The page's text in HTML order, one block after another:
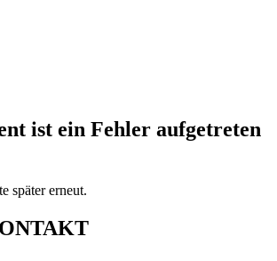
ist ein Fehler aufgetreten
später erneut.